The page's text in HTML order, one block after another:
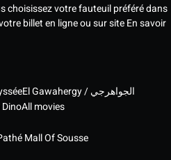
choisissez votre fauteuil préféré dans
billet en ligne ou sur siteEn savoir
El Gawahergy / الجواهرجي
All movies
Mall Of Sousse